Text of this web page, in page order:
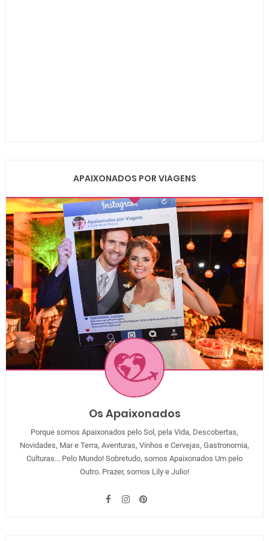
APAIXONADOS POR VIAGENS
Os Apaixonados
Porque somos Apaixonados pelo Sol, pela Vida, Descobertas,
Novidades, Mar e Terra, Aventuras, Vinhos e Cervejas, Gastronomia,
Culturas... Pelo Mundo! Sobretudo, somos Apaixonados Um pelo
Outro. Prazer, somos Lily e Julio!